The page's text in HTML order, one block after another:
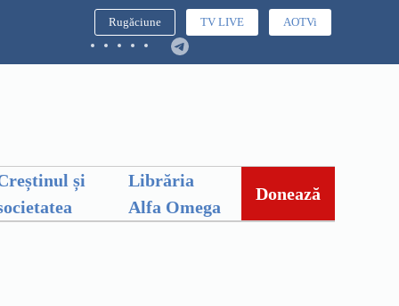
Rugăciune TV LIVE AOTVi
și
Librăria
Alfa Omega
Donează